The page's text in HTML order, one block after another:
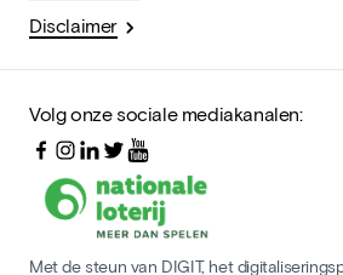
Disclaimer
Volg onze sociale mediakanalen:
Met de steun van DIGIT, het